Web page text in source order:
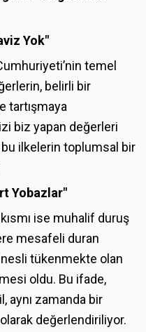
Yok"
temel
belirli bir
tartışmaya
biz yapan değerleri
ilkelerin toplumsal bir
Yobazlar"
ise muhalif duruş
mesafeli duran
tükenmekte olan
oldu. Bu ifade,
aynı zamanda bir
değerlendiriliyor.